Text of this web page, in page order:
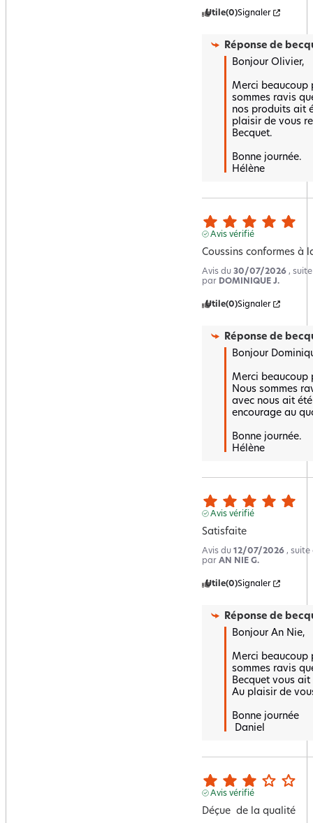
Utile(0)Signaler
Réponse de
Bonjour Olivier,
Merci beaucoup
sommes ravis
nos produits ait
plaisir de vous
Becquet.
Bonne journée.
Hélène
Avis vérifié
Coussins conformes à
Avis du 30/07/2026 ,
par DOMINIQUE J.
Utile(0)Signaler
Réponse de
Bonjour
Merci beaucoup
Nous sommes
avec nous ait
encourage au
Bonne journée.
Hélène
Avis vérifié
Satisfaite
Avis du 12/07/2026 , suite
par AN NIE G.
Utile(0)Signaler
Réponse de
Bonjour An Nie,
Merci beaucoup
sommes ravis
Becquet vous
Au plaisir de
Bonne journée
Daniel
Avis vérifié
Déçue  de la qualité